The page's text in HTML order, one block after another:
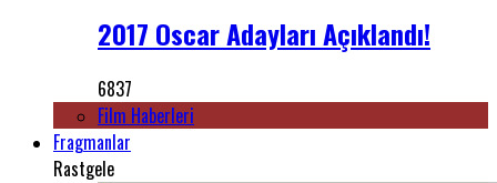
2017 Oscar Adayları Açıklandı!
6837
Film Haberleri
Fragmanlar
Rastgele